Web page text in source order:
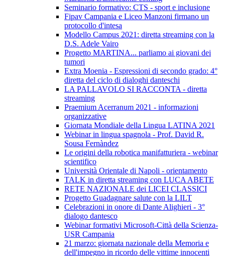
Seminario formativo: CTS - sport e inclusione
Fipav Campania e Liceo Manzoni firmano un
protocollo d'intesa
Modello Campus 2021: diretta streaming con la
D.S. Adele Vairo
Progetto MARTINA... parliamo ai giovani dei
tumori
Extra Moenia - Espressioni di secondo grado: 4°
diretta del ciclo di dialoghi danteschi
LA PALLAVOLO SI RACCONTA - diretta
streaming
Praemium Acerranum 2021 - informazioni
organizzative
Giornata Mondiale della Lingua LATINA 2021
Webinar in lingua spagnola - Prof. David R.
Sousa Fernàndez
Le origini della robotica manifatturiera - webinar
scientifico
Università Orientale di Napoli - orientamento
TALK in diretta streaming con LUCA ABETE
RETE NAZIONALE dei LICEI CLASSICI
Progetto Guadagnare salute con la LILT
Celebrazioni in onore di Dante Alighieri - 3°
dialogo dantesco
Webinar formativi Microsoft-Città della Scienza-
USR Campania
21 marzo: giornata nazionale della Memoria e
dell'impegno in ricordo delle vittime innocenti